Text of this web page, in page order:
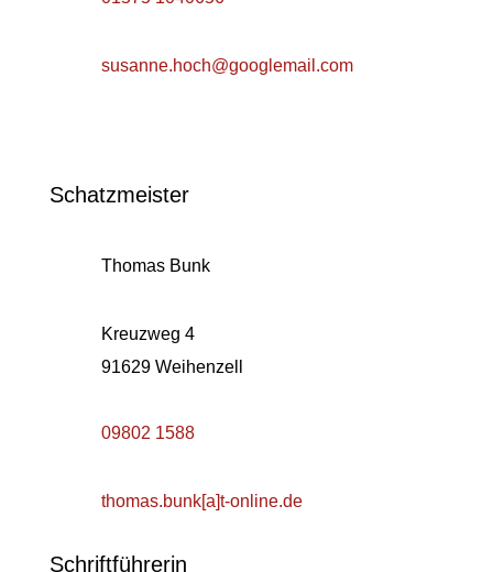
susanne.hoch@googlemail.com
Schatzmeister
Thomas Bunk
Kreuzweg 4
91629 Weihenzell
09802 1588
thomas.bunk[a]t-online.de
Schriftführerin